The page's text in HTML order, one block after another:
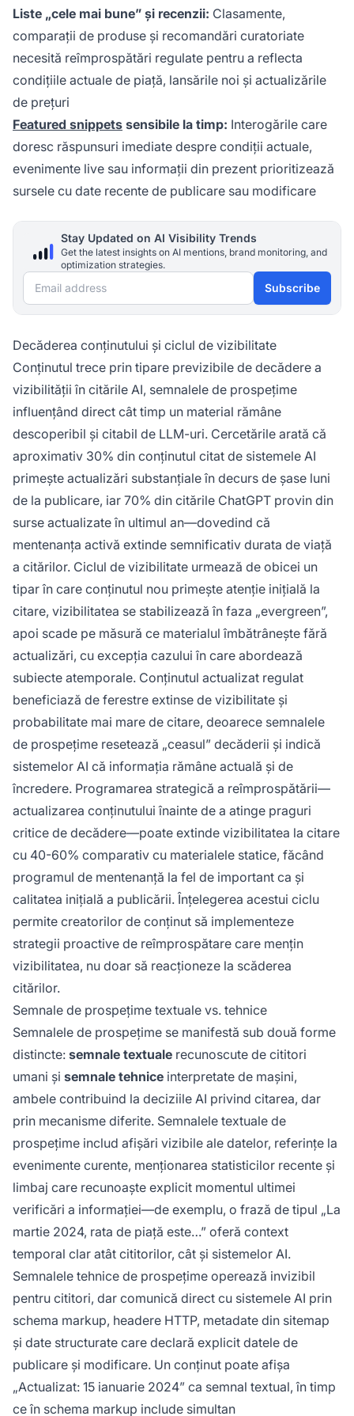
Liste „cele mai bune” și recenzii: Clasamente,
comparații de produse și recomandări curatoriate
necesită reîmprospătări regulate pentru a reflecta
condițiile actuale de piață, lansările noi și actualizările
de prețuri
Featured snippets sensibile la timp: Interogările care
doresc răspunsuri imediate despre condiții actuale,
evenimente live sau informații din prezent prioritizează
sursele cu date recente de publicare sau modificare
Stay Updated on AI Visibility Trends
Get the latest insights on AI mentions, brand monitoring, and
optimization strategies.
Email address Subscribe
Decăderea conținutului și ciclul de vizibilitate
Conținutul trece prin tipare previzibile de decădere a
vizibilității în citările AI, semnalele de prospețime
influențând direct cât timp un material rămâne
descoperibil și citabil de LLM-uri. Cercetările arată că
aproximativ 30% din conținutul citat de sistemele AI
primește actualizări substanțiale în decurs de șase luni
de la publicare, iar 70% din citările ChatGPT provin din
surse actualizate în ultimul an—dovedind că
mentenanța activă extinde semnificativ durata de viață
a citărilor. Ciclul de vizibilitate urmează de obicei un
tipar în care conținutul nou primește atenție inițială la
citare, vizibilitatea se stabilizează în faza „evergreen”,
apoi scade pe măsură ce materialul îmbătrânește fără
actualizări, cu excepția cazului în care abordează
subiecte atemporale. Conținutul actualizat regulat
beneficiază de ferestre extinse de vizibilitate și
probabilitate mai mare de citare, deoarece semnalele
de prospețime resetează „ceasul” decăderii și indică
sistemelor AI că informația rămâne actuală și de
încredere. Programarea strategică a reîmprospătării—
actualizarea conținutului înainte de a atinge praguri
critice de decădere—poate extinde vizibilitatea la citare
cu 40-60% comparativ cu materialele statice, făcând
programul de mentenanță la fel de important ca și
calitatea inițială a publicării. Înțelegerea acestui ciclu
permite creatorilor de conținut să implementeze
strategii proactive de reîmprospătare care mențin
vizibilitatea, nu doar să reacționeze la scăderea
citărilor.
Semnale de prospețime textuale vs. tehnice
Semnalele de prospețime se manifestă sub două forme
distincte: semnale textuale recunoscute de cititori
umani și semnale tehnice interpretate de mașini,
ambele contribuind la deciziile AI privind citarea, dar
prin mecanisme diferite. Semnalele textuale de
prospețime includ afișări vizibile ale datelor, referințe la
evenimente curente, menționarea statisticilor recente și
limbaj care recunoaște explicit momentul ultimei
verificări a informației—de exemplu, o frază de tipul „La
martie 2024, rata de piață este…” oferă context
temporal clar atât cititorilor, cât și sistemelor AI.
Semnalele tehnice de prospețime operează invizibil
pentru cititori, dar comunică direct cu sistemele AI prin
schema markup, headere HTTP, metadate din sitemap
și date structurate care declară explicit datele de
publicare și modificare. Un conținut poate afișa
„Actualizat: 15 ianuarie 2024” ca semnal textual, în timp
ce în schema markup include simultan